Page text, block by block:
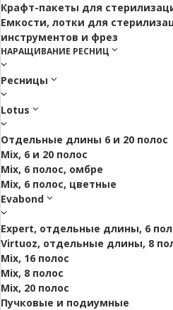
Крафт-пакеты для
Емкости, лотки для
инструментов и фрез
НАРАЩИВАНИЕ РЕСНИЦ
Ресницы
Lotus
Отдельные длины 6 и 20 полос
Mix, 6 и 20 полос
Mix, 6 полос, омбре
Mix, 6 полос, цветные
Evabond
Expert, отдельные длины, 6
Virtuoz, отдельные длины, 8
Mix, 16 полос
Mix, 8 полос
Mix, 20 полос
Пучковые и подиумные